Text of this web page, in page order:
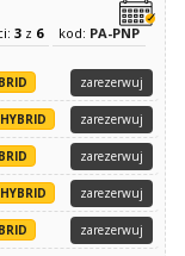
3z 6 kod: PA-PNP
zarezerwuj
HYBRID zarezerwuj
zarezerwuj
HYBRID zarezerwuj
zarezerwuj